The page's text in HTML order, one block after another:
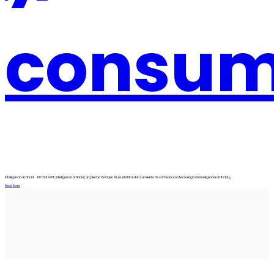
Inteligencia Artificial El Chat GPT, inteligencia artificial, propiedad de Open AI, es el último lanzamiento de software con tecnología de inteligencia artificial g
Read More